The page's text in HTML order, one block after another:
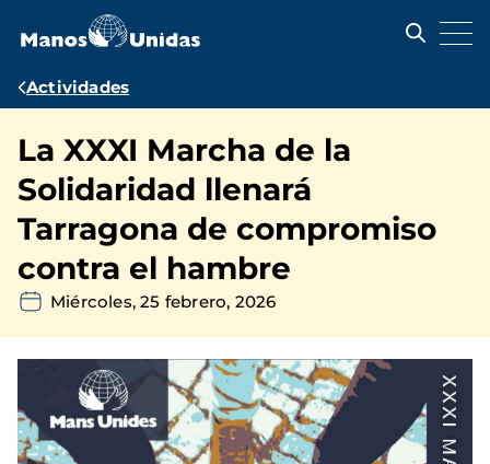
contenido
Ruta
navegación
Actividades
La XXXI Marcha de la
Solidaridad llenará
Tarragona de compromiso
contra el hambre
Miércoles, 25 febrero, 2026